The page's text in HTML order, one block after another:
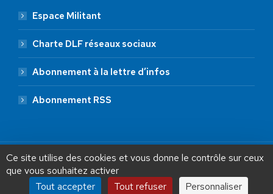
Espace Militant
Charte DLF réseaux sociaux
Abonnement à la lettre d’infos
Abonnement RSS
Ce site utilise des cookies et vous donne le contrôle sur ceux
que vous souhaitez activer
Tout accepter
Tout refuser Personnaliser